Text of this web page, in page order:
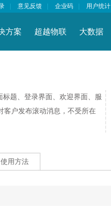
意见反馈 企业码 用户统计
方案 超越物联 大数据
题、登录界面、欢迎界面、服
客户发布滚动消息，不受所在
使用方法